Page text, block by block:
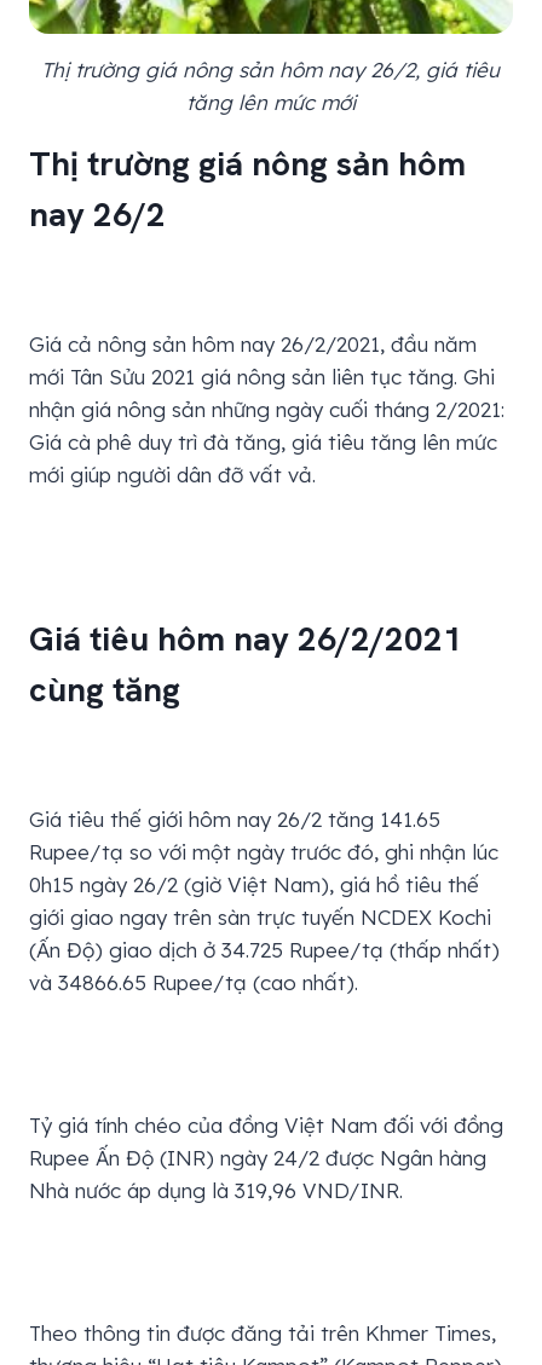
Thị trường giá nông sản hôm nay 26/2, giá tiêu
tăng lên mức mới
Thị trường giá nông sản hôm
nay 26/2
Giá cả nông sản hôm nay 26/2/2021, đầu năm
mới Tân Sửu 2021 giá nông sản liên tục tăng. Ghi
nhận giá nông sản những ngày cuối tháng 2/2021:
Giá cà phê duy trì đà tăng, giá tiêu tăng lên mức
mới giúp người dân đỡ vất vả.
Giá tiêu hôm nay 26/2/2021
cùng tăng
Giá tiêu thế giới hôm nay 26/2 tăng 141.65
Rupee/tạ so với một ngày trước đó, ghi nhận lúc
0h15 ngày 26/2 (giờ Việt Nam), giá hồ tiêu thế
giới giao ngay trên sàn trực tuyến NCDEX Kochi
(Ấn Độ) giao dịch ở 34.725 Rupee/tạ (thấp nhất)
và 34866.65 Rupee/tạ (cao nhất).
Tỷ giá tính chéo của đồng Việt Nam đối với đồng
Rupee Ấn Độ (INR) ngày 24/2 được Ngân hàng
Nhà nước áp dụng là 319,96 VND/INR.
Theo thông tin được đăng tải trên Khmer Times,